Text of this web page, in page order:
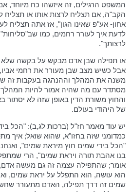
המשפט הרגילים, זה איזשהו כח מיוחד,
הקב"ה, אם תצליח לרצות אותו או תצליח
אחון- אע"פ שאינו הגון", אז אתה תצליח
לדעת איך לעורר רחמים, כמו שב"סליחות"
לרצותך".
או תפילה שבן אדם מבקש על בקשה שלא
אבל כשיש מצב שבן מעורר את רחמי
משנה את המהלך וההנהגה בעקבות זה
מסתדר עם מה שהיה אמור להיות
והחוץ משורת הדין באופן שזה לא יסתור
של היהודי בעולם.
יש עוד מאמר חז"ל (ברכות לג,ב): "הכל
כמדומני שזה בחזו"א, שהוא שואל; איך
"הכל בידי שמים חוץ מיראת שמים",
בנו אהבת תורה ויראת שמים", הרי
אומר; שהתפילה עצמה זה גם מעשה אדם,
הוא עושה, הוא התפלל על יראת שמים,
שמים זה דרך תפילה, האדם מתעורר